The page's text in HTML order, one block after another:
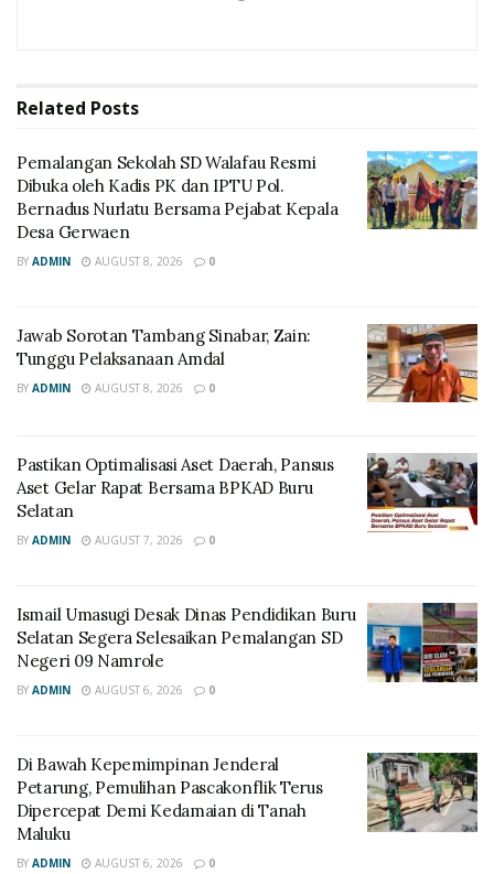
Related Posts
Pemalangan Sekolah SD Walafau Resmi
Dibuka oleh Kadis PK dan IPTU Pol.
Bernadus Nurlatu Bersama Pejabat Kepala
Desa Gerwaen
BY ADMIN AUGUST 8, 2026 0
Jawab Sorotan Tambang Sinabar, Zain:
Tunggu Pelaksanaan Amdal
BY ADMIN AUGUST 8, 2026 0
Pastikan Optimalisasi Aset Daerah, Pansus
Aset Gelar Rapat Bersama BPKAD Buru
Selatan
BY ADMIN AUGUST 7, 2026 0
Ismail Umasugi Desak Dinas Pendidikan Buru
Selatan Segera Selesaikan Pemalangan SD
Negeri 09 Namrole
BY ADMIN AUGUST 6, 2026 0
Di Bawah Kepemimpinan Jenderal
Petarung, Pemulihan Pascakonflik Terus
Dipercepat Demi Kedamaian di Tanah
Maluku
BY ADMIN AUGUST 6, 2026 0